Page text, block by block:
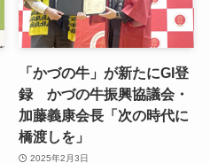
「かづの牛」が新たにGI登
録 かづの牛振興協議会・
加藤義康会長「次の時代に
橋渡しを」
2025年2月3日